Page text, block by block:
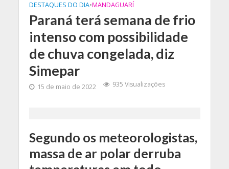
DESTAQUES DO DIA•MANDAGUARÍ
Paraná terá semana de frio
intenso com possibilidade
de chuva congelada, diz
Simepar
15 de maio de 2022 935 Visualizações
Segundo os meteorologistas,
massa de ar polar derruba